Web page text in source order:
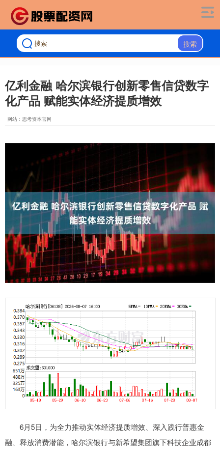
搜索
亿利金融 哈尔滨银行创新零售信贷数字
化产品 赋能实体经济提质增效
网站：思考资本官网
6月5日，为全力推动实体经济提质增效、深入践行普惠金
融、释放消费潜能，哈尔滨银行与新希望集团旗下科技企业成都